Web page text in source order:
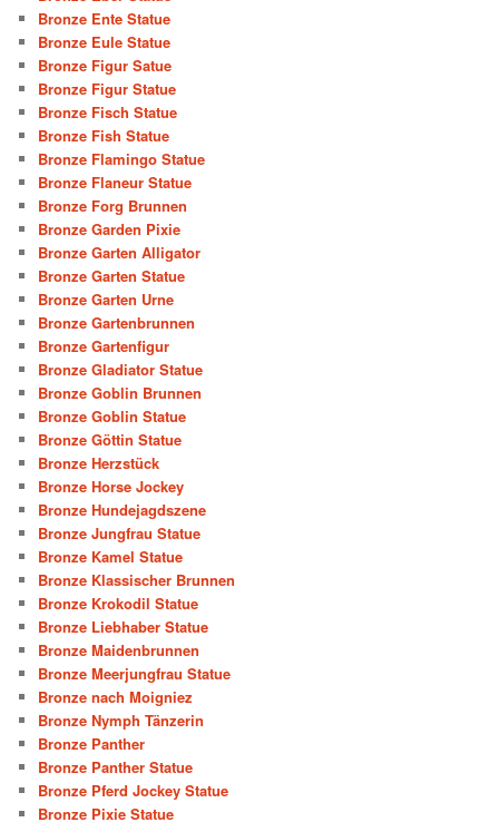
Bronze Ente Statue
Bronze Eule Statue
Bronze Figur Satue
Bronze Figur Statue
Bronze Fisch Statue
Bronze Fish Statue
Bronze Flamingo Statue
Bronze Flaneur Statue
Bronze Forg Brunnen
Bronze Garden Pixie
Bronze Garten Alligator
Bronze Garten Statue
Bronze Garten Urne
Bronze Gartenbrunnen
Bronze Gartenfigur
Bronze Gladiator Statue
Bronze Goblin Brunnen
Bronze Goblin Statue
Bronze Göttin Statue
Bronze Herzstück
Bronze Horse Jockey
Bronze Hundejagdszene
Bronze Jungfrau Statue
Bronze Kamel Statue
Bronze Klassischer Brunnen
Bronze Krokodil Statue
Bronze Liebhaber Statue
Bronze Maidenbrunnen
Bronze Meerjungfrau Statue
Bronze nach Moigniez
Bronze Nymph Tänzerin
Bronze Panther
Bronze Panther Statue
Bronze Pferd Jockey Statue
Bronze Pixie Statue